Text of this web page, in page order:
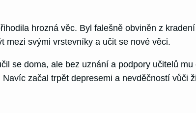
hrozná věc. Byl falešně obviněn z
mezi svými vrstevníky a učit se nové věci.
se doma, ale bez uznání a podpory učitelů
začal trpět depresemi a nevděčností vůči